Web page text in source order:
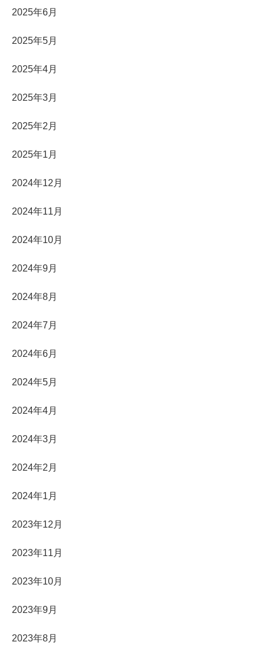
2025年6月
2025年5月
2025年4月
2025年3月
2025年2月
2025年1月
2024年12月
2024年11月
2024年10月
2024年9月
2024年8月
2024年7月
2024年6月
2024年5月
2024年4月
2024年3月
2024年2月
2024年1月
2023年12月
2023年11月
2023年10月
2023年9月
2023年8月